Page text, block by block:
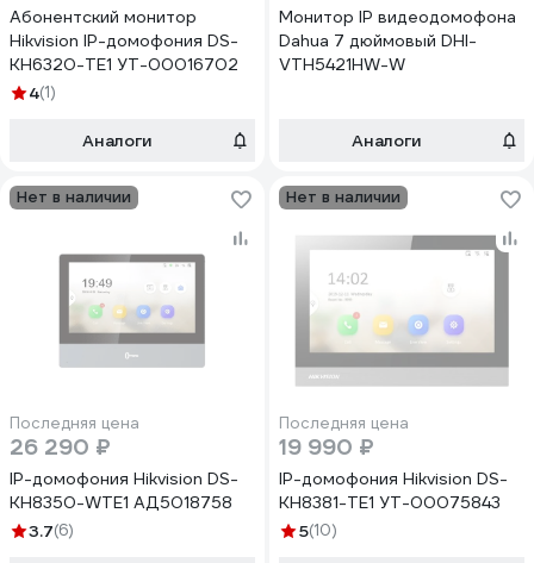
Абонентский монитор
Hikvision IP-домофония DS-
KH6320-TE1 УТ-00016702
4(1)
Аналоги
Монитор IP видеодомофона
Dahua 7 дюймовый DHI-
VTH5421HW-W
Аналоги
Нет в наличии
Последняя цена
26 290 ₽
IP-домофония Hikvision DS-
KH8350-WTE1 АД5018758
3.7(6)
Нет в наличии
Последняя цена
19 990 ₽
IP-домофония Hikvision DS-
KH8381-TE1 УТ-00075843
5(10)